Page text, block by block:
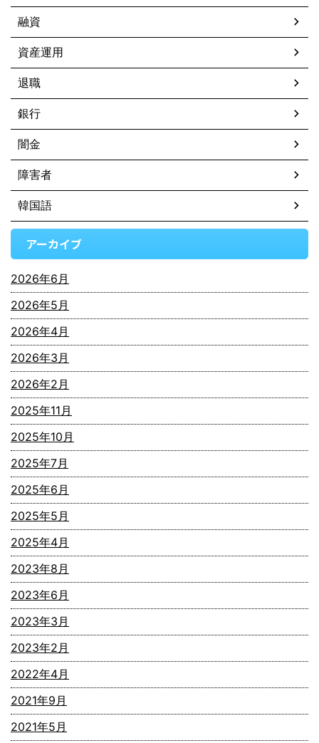
融資
資産運用
退職
銀行
闇金
障害者
韓国語
アーカイブ
2026年6月
2026年5月
2026年4月
2026年3月
2026年2月
2025年11月
2025年10月
2025年7月
2025年6月
2025年5月
2025年4月
2023年8月
2023年6月
2023年3月
2023年2月
2022年4月
2021年9月
2021年5月